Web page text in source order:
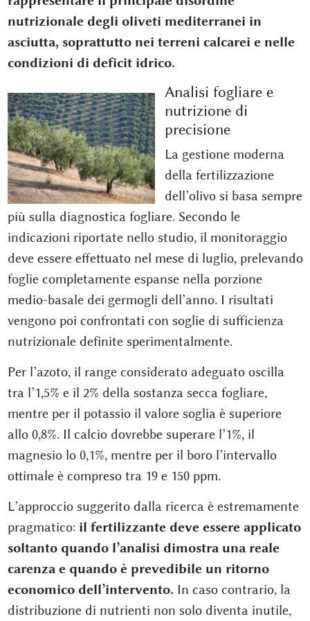
nutrizionale degli oliveti mediterranei in
asciutta, soprattutto nei terreni calcarei e nelle
condizioni di deficit idrico.
Analisi fogliare e
nutrizione di
precisione
La gestione moderna
della fertilizzazione
dell’olivo si basa sempre
più sulla diagnostica fogliare. Secondo le
indicazioni riportate nello studio, il monitoraggio
deve essere effettuato nel mese di luglio, prelevando
foglie completamente espanse nella porzione
medio-basale dei germogli dell’anno. I risultati
vengono poi confrontati con soglie di sufficienza
nutrizionale definite sperimentalmente.
Per l’azoto, il range considerato adeguato oscilla
tra l’1,5% e il 2% della sostanza secca fogliare,
mentre per il potassio il valore soglia è superiore
allo 0,8%. Il calcio dovrebbe superare l’1%, il
magnesio lo 0,1%, mentre per il boro l’intervallo
ottimale è compreso tra 19 e 150 ppm.
L’approccio suggerito dalla ricerca è estremamente
pragmatico: il fertilizzante deve essere applicato
soltanto quando l’analisi dimostra una reale
carenza e quando è prevedibile un ritorno
economico dell’intervento. In caso contrario, la
distribuzione di nutrienti non solo diventa inutile,